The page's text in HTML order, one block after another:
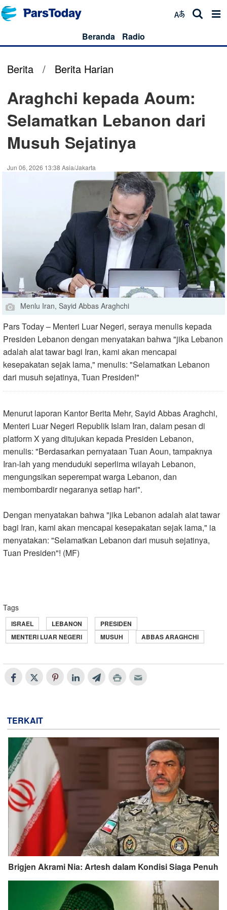
Beranda Radio
Berita / Berita Harian
Araghchi kepada Aoum:
Selamatkan Lebanon dari
Musuh Sejatinya
Jun 06, 2026 13:38 Asia/Jakarta
Menlu Iran, Sayid Abbas Araghchi
Pars Today – Menteri Luar Negeri, seraya menulis kepada
Presiden Lebanon dengan menyatakan bahwa "jika Lebanon
adalah alat tawar bagi Iran, kami akan mencapai
kesepakatan sejak lama," menulis: "Selamatkan Lebanon
dari musuh sejatinya, Tuan Presiden!"
Menurut laporan Kantor Berita Mehr, Sayid Abbas Araghchi,
Menteri Luar Negeri Republik Islam Iran, dalam pesan di
platform X yang ditujukan kepada Presiden Lebanon,
menulis: "Berdasarkan pernyataan Tuan Aoun, tampaknya
Iran-lah yang menduduki seperlima wilayah Lebanon,
mengungsikan seperempat warga Lebanon, dan
membombardir negaranya setiap hari."
Dengan menyatakan bahwa "jika Lebanon adalah alat tawar
bagi Iran, kami akan mencapai kesepakatan sejak lama," ia
menyatakan: "Selamatkan Lebanon dari musuh sejatinya,
Tuan Presiden!" (MF)
Tags
ISRAEL LEBANON
PRESIDEN
MENTERI LUAR NEGERI
MUSUH ABBAS ARAGHCHI
TERKAIT
Brigjen Akrami Nia: Artesh dalam Kondisi Siaga Penuh